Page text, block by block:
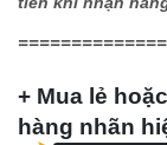
+ Mua lẻ
hàng nhãn